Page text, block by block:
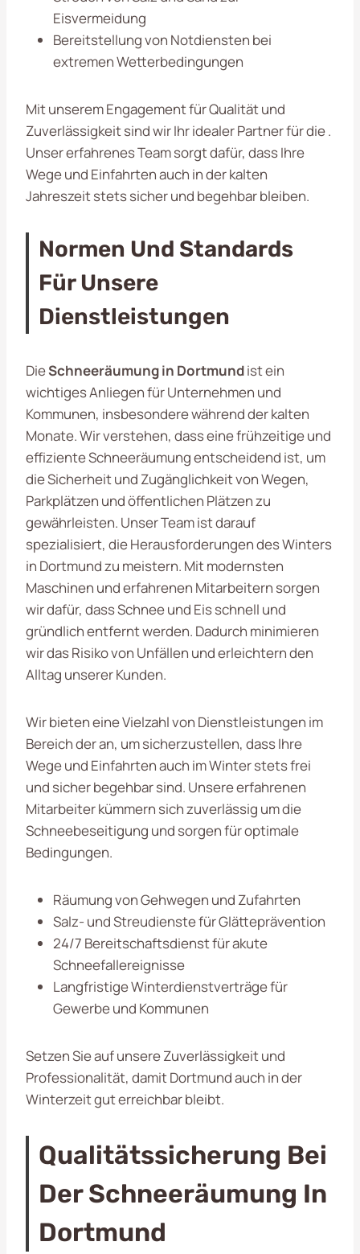
Eisvermeidung
Bereitstellung von Notdiensten bei
extremen Wetterbedingungen
Mit unserem Engagement für Qualität und
Zuverlässigkeit sind wir Ihr idealer Partner für die.
Unser erfahrenes Team sorgt dafür, dass Ihre
Wege und Einfahrten auch in der kalten
Jahreszeit stets sicher und begehbar bleiben.
Normen Und Standards
Für Unsere
Dienstleistungen
DieSchneeräumung in Dortmundist ein
wichtiges Anliegen für Unternehmen und
Kommunen, insbesondere während der kalten
Monate. Wir verstehen, dass eine frühzeitige und
effiziente Schneeräumung entscheidend ist, um
die Sicherheit und Zugänglichkeit von Wegen,
Parkplätzen und öffentlichen Plätzen zu
gewährleisten. Unser Team ist darauf
spezialisiert, die Herausforderungen des Winters
in Dortmund zu meistern. Mit modernsten
Maschinen und erfahrenen Mitarbeitern sorgen
wir dafür, dass Schnee und Eis schnell und
gründlich entfernt werden. Dadurch minimieren
wir das Risiko von Unfällen und erleichtern den
Alltag unserer Kunden.
Wir bieten eine Vielzahl von Dienstleistungen im
Bereich deran, um sicherzustellen, dass Ihre
Wege und Einfahrten auch im Winter stets frei
und sicher begehbar sind. Unsere erfahrenen
Mitarbeiter kümmern sich zuverlässig um die
Schneebeseitigung und sorgen für optimale
Bedingungen.
Räumung von Gehwegen und Zufahrten
Salz- und Streudienste für Glätteprävention
24/7 Bereitschaftsdienst für akute
Schneefallereignisse
Langfristige Winterdienstverträge für
Gewerbe und Kommunen
Setzen Sie auf unsere Zuverlässigkeit und
Professionalität, damit Dortmund auch in der
Winterzeit gut erreichbar bleibt.
Qualitätssicherung Bei
Der Schneeräumung In
Dortmund